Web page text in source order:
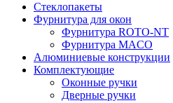
Стеклопакеты
Фурнитура для окон
Фурнитура ROTO-NT
Фурнитура MACO
Алюминиевые конструкции
Комплектующие
Оконные ручки
Дверные ручки